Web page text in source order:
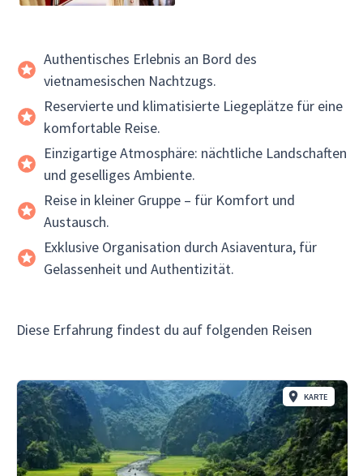
Authentisches Erlebnis an Bord des
vietnamesischen Nachtzugs.
Reservierte und klimatisierte Liegeplätze für eine
komfortable Reise.
Einzigartige Atmosphäre: nächtliche Landschaften
und geselliges Ambiente.
Reise in kleiner Gruppe – für Komfort und
Austausch.
Exklusive Organisation durch Asiaventura, für
Gelassenheit und Authentizität.
Diese Erfahrung findest du auf folgenden Reisen
KARTE